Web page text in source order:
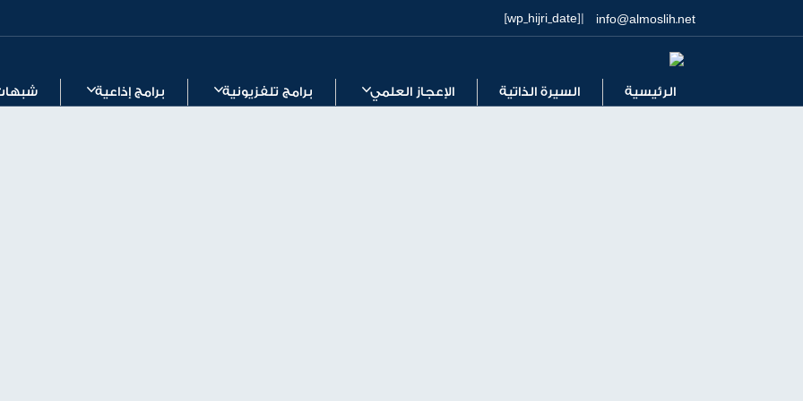
info@almoslih.net
| [wp_hijri_date]
الرئيسية السيرة الذاتية الإعجاز العلمي برامج تلفزيونية برامج إذاعية